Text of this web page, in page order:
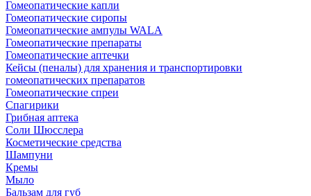
Гомеопатические капли
Гомеопатические сиропы
Гомеопатические ампулы WALA
Гомеопатические препараты
Гомеопатические аптечки
Кейсы (пеналы) для хранения и транспортировки
гомеопатических препаратов
Гомеопатические спреи
Спагирики
Грибная аптека
Соли Шюсслера
Косметические средства
Шампуни
Кремы
Мыло
Бальзам для губ